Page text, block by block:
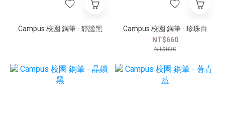
Campus 校園 鋼筆 - 靜謐黑
Campus 校園 鋼筆 - 珍珠白
NT$660
NT$830